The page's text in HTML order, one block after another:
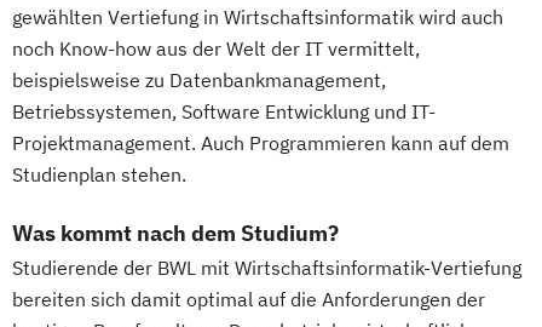
gewählten Vertiefung in Wirtschaftsinformatik wird auch
noch Know-how aus der Welt der IT vermittelt,
beispielsweise zu Datenbankmanagement,
Betriebssystemen, Software Entwicklung und IT-
Projektmanagement. Auch Programmieren kann auf dem
Studienplan stehen.
Was kommt nach dem Studium?
Studierende der BWL mit Wirtschaftsinformatik-Vertiefung
bereiten sich damit optimal auf die Anforderungen der